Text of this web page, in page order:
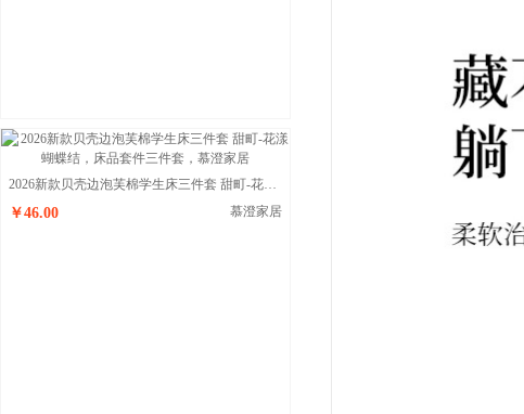
2026新款贝壳边泡芙棉学生床三件套 甜町-花漾蝴蝶结
￥46.00 慕澄家居